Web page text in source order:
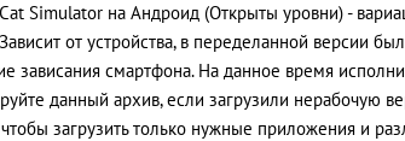
Simulator на Андроид (Открыты уровни) -
от устройства, в переделанной версии
зависания смартфона. На данное время
данный архив, если загрузили нерабочую
чтобы загрузить только нужные приложения и